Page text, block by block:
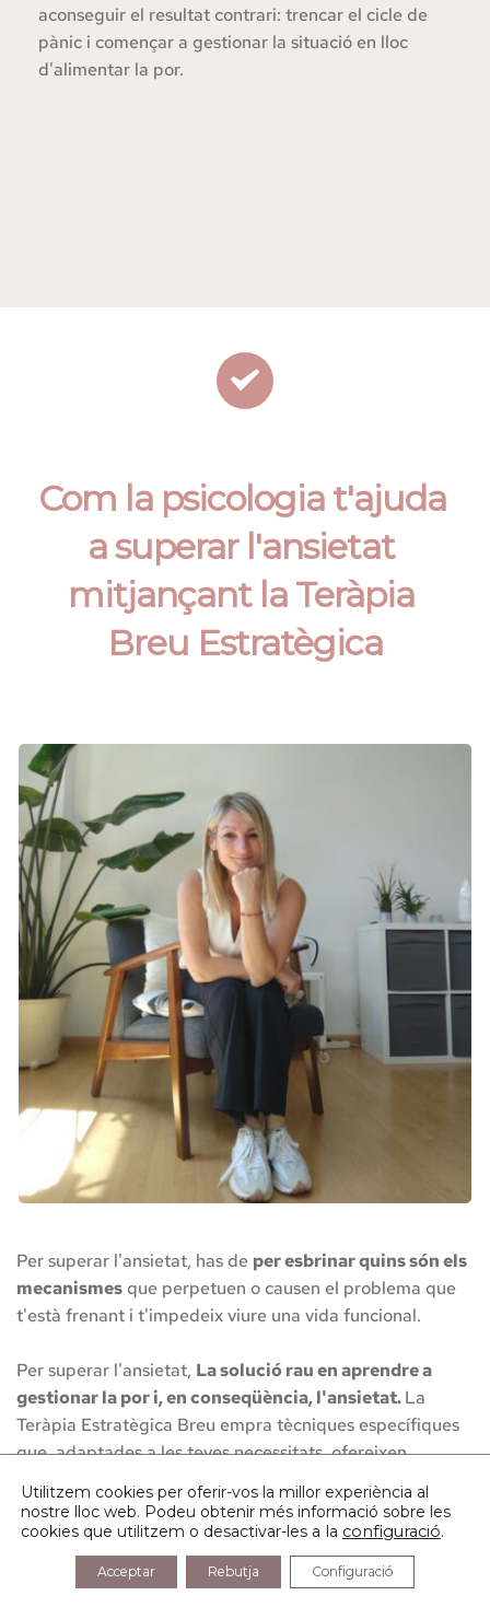
aconseguir el resultat contrari: trencar el cicle de
pànic i començar a gestionar la situació en lloc
d'alimentar la por.
Com la psicologia t'ajuda
a superar l'ansietat
mitjançant la Teràpia
Breu Estratègica
Per superar l'ansietat, has de per esbrinar quins són els
mecanismes que perpetuen o causen el problema que
t'està frenant i t'impedeix viure una vida funcional.
Per superar l'ansietat, La solució rau en aprendre a
gestionar la por i, en conseqüència, l'ansietat. La
Teràpia Estratègica Breu empra tècniques específiques
que, adaptades a les teves necessitats, ofereixen
durador.
La taxa d'èxit en el tractament dels trastorns
d'ansietat és molt alta (arribant al 95 % dels casos
Utilitzem cookies per oferir-vos la millor experiència al
nostre lloc web. Podeu obtenir més informació sobre les
cookies que utilitzem o desactivar-les a la configuració.
Acceptar Rebutja Configuració